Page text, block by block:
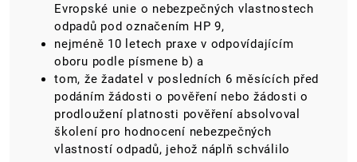
Evropské unie o nebezpečných vlastnostech
odpadů pod označením HP 9,
nejméně 10 letech praxe v odpovídajícím
oboru podle písmene b) a
tom, že žadatel v posledních 6 měsících před
podáním žádosti o pověření nebo žádosti o
prodloužení platnosti pověření absolvoval
školení pro hodnocení nebezpečných
vlastností odpadů, jehož náplň schválilo